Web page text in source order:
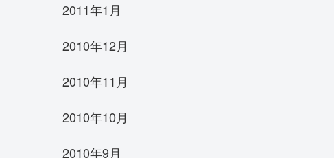
2011年1月
2010年12月
2010年11月
2010年10月
2010年9月